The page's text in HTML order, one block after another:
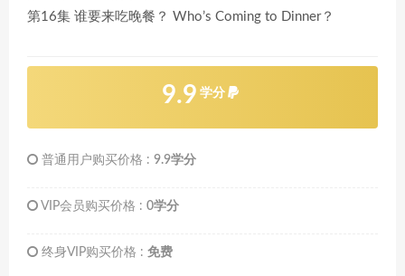
第16集 谁要来吃晚餐？ Who’s Coming to Dinner？
9.9 学分
普通用户购买价格 : 9.9学分
VIP会员购买价格 : 0学分
终身VIP购买价格 : 免费